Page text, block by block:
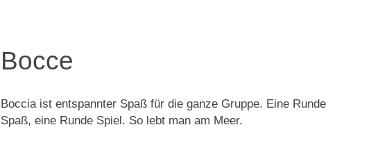
Bocce
Boccia ist entspannter Spaß für die ganze Gruppe. Eine Runde
Spaß, eine Runde Spiel. So lebt man am Meer.